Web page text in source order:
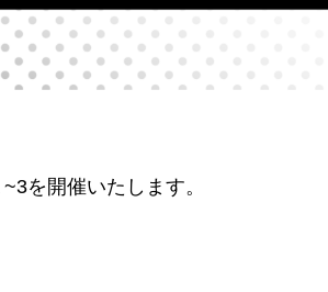
を開催いたします。